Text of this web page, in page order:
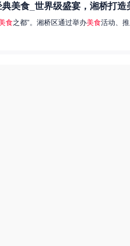
美食_世界级盛宴，湘桥打
食之都”。湘桥区通过举办美食活动、